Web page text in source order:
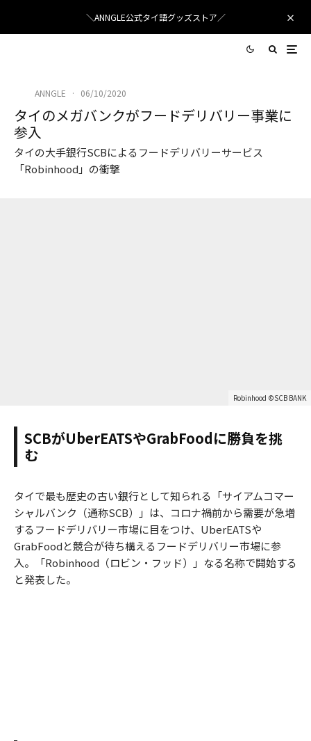
＼ANNGLE公式タイ語グッズストア／
ANNGLE · 06/10/2020
タイのメガバンクがフードデリバリー事業に
参入
タイの大手銀行SCBによるフードデリバリーサービス
「Robinhood」の衝撃
Robinhood ©SCB BANK
SCBがUberEATSやGrabFoodに勝負を挑
む
タイで最も歴史の古い銀行として知られる「サイアムコマー
シャルバンク（通称SCB）」は、コロナ禍前から需要が急増
するフードデリバリー市場に目をつけ、UberEATSや
GrabFoodと競合が待ち構えるフードデリバリー市場に参
入。「Robinhood（ロビン・フッド）」なる名称で開始する
と発表した。